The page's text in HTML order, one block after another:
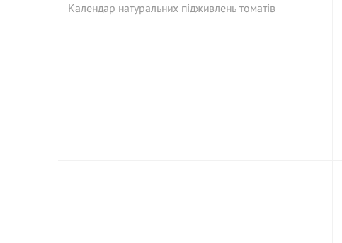
Календар натуральних підживлень томатів